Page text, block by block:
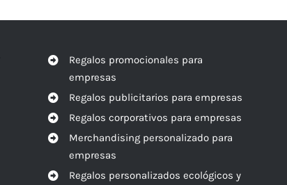
Regalos promocionales para
empresas
Regalos publicitarios para empresas
Regalos corporativos para empresas
Merchandising personalizado para
empresas
Regalos personalizados ecológicos y